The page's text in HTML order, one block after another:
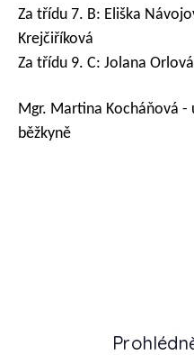
Za třídu 7. B: Eliška
Krejčiříková
Za třídu 9. C: Jolana
Mgr. Martina Kocháňová -
běžkyně